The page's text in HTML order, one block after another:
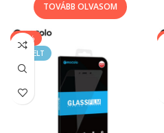
TOVÁBB OLVASOM
-43%
KIEMELT